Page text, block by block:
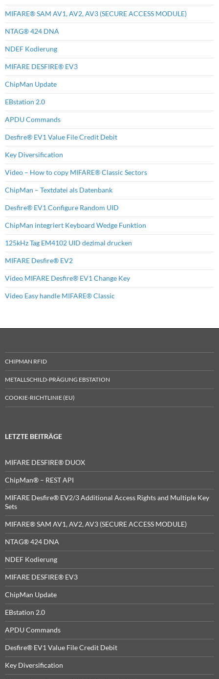
MIFARE® SAM AV1, AV2, AV3 (SECURE ACCESS MODULE)
NTAG® 424 DNA
NDEF Kodierung
MIFARE DESFIRE® EV3
ChipMan Update
EBstation 2.0
APDU Commands
Desfire® EV1 Value File Credit Debit
Key Diversification
Video – How to copy MIFARE® Classic Sectors
ChipMan – Textdatei als Datenbank
Desfire® EV1 Configure Random UID
ChipMan integriert Keyboard Wedge Funktion
125kHz Tag EM4102 UID dezimal drucken
MIFARE Desfire® EV2
Video MIFARE Desfire® EV1 Change Key
Video Easy handle MIFARE® Classic
CHIPMAN RFID
METALLSCHILD-PRÄGUNG EBSTATION
COOKIE-RICHTLINIE (EU)
LETZTE BEITRÄGE
MIFARE DESFIRE® DUOX
ChipMan® – REST API
MIFARE Desfire® EV2/3 Additional Access Rights and Multiple Key
Sets
MIFARE® SAM AV1, AV2, AV3 (SECURE ACCESS MODULE)
NTAG® 424 DNA
NDEF Kodierung
MIFARE DESFIRE® EV3
ChipMan Update
EBstation 2.0
APDU Commands
Desfire® EV1 Value File Credit Debit
Key Diversification